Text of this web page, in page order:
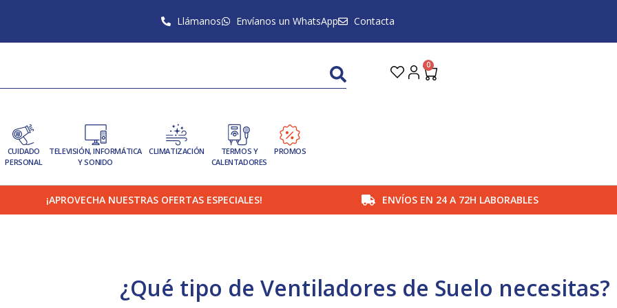
Llámanos Envíanos un WhatsApp Contacta
0
Carrito
CUIDADO
PERSONAL
TELEVISIÓN, INFORMÁTICA
Y SONIDO
CLIMATIZACIÓN
TERMOS Y
CALENTADORES
PROMOS
¡APROVECHA NUESTRAS OFERTAS ESPECIALES! ENVÍOS EN 24 A 72H LABORABLES
¿Qué tipo de Ventiladores de Suelo necesitas?